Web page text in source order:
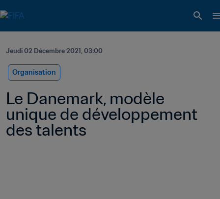
Jeudi 02 Décembre 2021, 03:00
Organisation
Le Danemark, modèle
unique de développement
des talents